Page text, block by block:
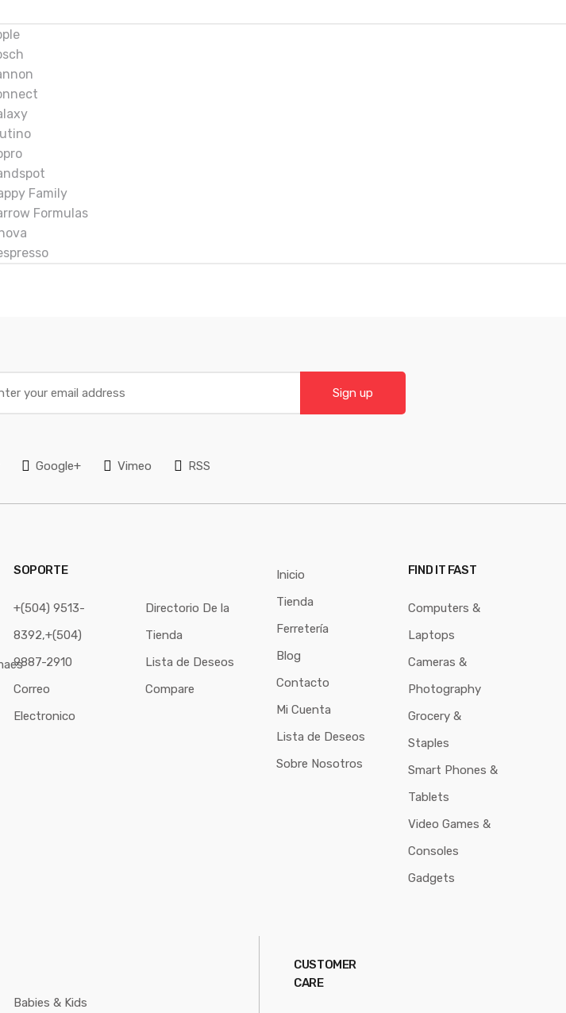
Sign up
Google+ Vimeo RSS
SOPORTE
+(504) 9513-
8392,+(504)
9887-2910
Correo
Electronico
Directorio De la
Tienda
Lista de Deseos
Compare
Inicio
Tienda
Ferretería
Blog
Contacto
Mi Cuenta
Lista de Deseos
Sobre Nosotros
FIND IT FAST
Computers &
Laptops
Cameras &
Photography
Grocery &
Staples
Smart Phones &
Tablets
Video Games &
Consoles
Gadgets
Babies & Kids
CUSTOMER
CARE